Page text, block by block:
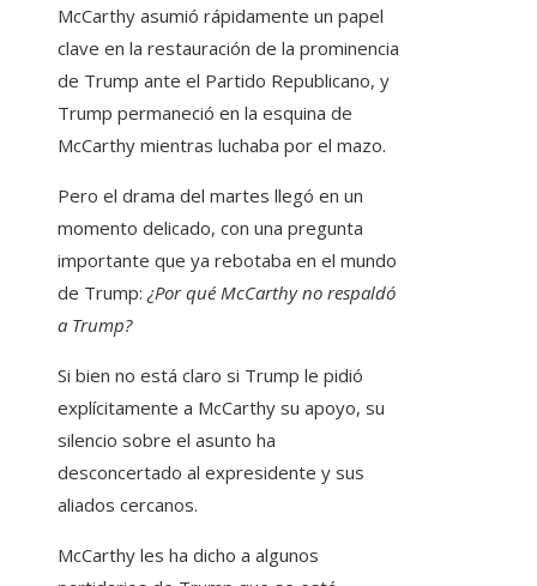
McCarthy asumió rápidamente un papel
clave en la restauración de la prominencia
de Trump ante el Partido Republicano, y
Trump permaneció en la esquina de
McCarthy mientras luchaba por el mazo.
Pero el drama del martes llegó en un
momento delicado, con una pregunta
importante que ya rebotaba en el mundo
de Trump: ¿Por qué McCarthy no respaldó
a Trump?
Si bien no está claro si Trump le pidió
explícitamente a McCarthy su apoyo, su
silencio sobre el asunto ha
desconcertado al expresidente y sus
aliados cercanos.
McCarthy les ha dicho a algunos